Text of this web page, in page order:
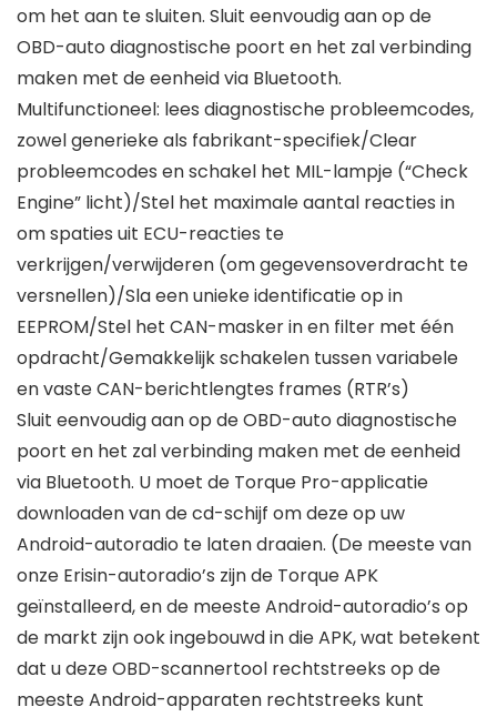
om het aan te sluiten. Sluit eenvoudig aan op de
OBD-auto diagnostische poort en het zal verbinding
maken met de eenheid via Bluetooth.
Multifunctioneel: lees diagnostische probleemcodes,
zowel generieke als fabrikant-specifiek/Clear
probleemcodes en schakel het MIL-lampje (“Check
Engine” licht)/Stel het maximale aantal reacties in
om spaties uit ECU-reacties te
verkrijgen/verwijderen (om gegevensoverdracht te
versnellen)/Sla een unieke identificatie op in
EEPROM/Stel het CAN-masker in en filter met één
opdracht/Gemakkelijk schakelen tussen variabele
en vaste CAN-berichtlengtes frames (RTR’s)
Sluit eenvoudig aan op de OBD-auto diagnostische
poort en het zal verbinding maken met de eenheid
via Bluetooth. U moet de Torque Pro-applicatie
downloaden van de cd-schijf om deze op uw
Android-autoradio te laten draaien. (De meeste van
onze Erisin-autoradio’s zijn de Torque APK
geïnstalleerd, en de meeste Android-autoradio’s op
de markt zijn ook ingebouwd in die APK, wat betekent
dat u deze OBD-scannertool rechtstreeks op de
meeste Android-apparaten rechtstreeks kunt